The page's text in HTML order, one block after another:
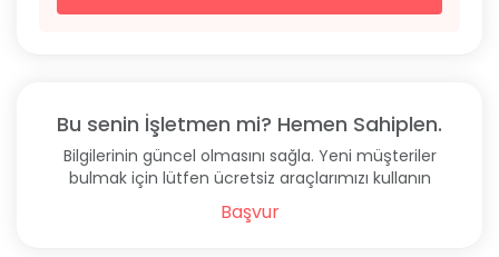
Bu senin İşletmen mi? Hemen Sahiplen.
Bilgilerinin güncel olmasını sağla. Yeni müşteriler
bulmak için lütfen ücretsiz araçlarımızı kullanın
Başvur